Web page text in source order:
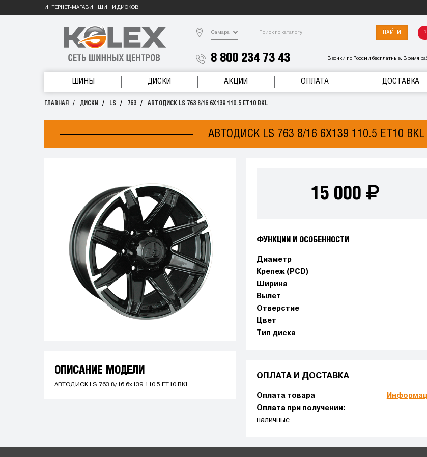
ИНТЕРНЕТ-МАГАЗИН ШИН И ДИСКОВ
Самара НАЙТИ
8 800 234 73 43 Звонки по России бесплатные. Время
ШИНЫ ДИСКИ АКЦИИ ОПЛАТА ДОСТАВКА
ГЛАВНАЯ ДИСКИ LS 763 АВТОДИСК LS 763 8/16 6X139 110.5 ET10 BKL
АВТОДИСК LS 763 8/16 6X139 110.5 ET10
ОПИСАНИЕ МОДЕЛИ
АВТОДИСК LS 763 8/16 6x139 110.5 ET10 BKL
15 000
ФУНКЦИИ И ОСОБЕННОСТИ
Диаметр
Крепеж (PCD)
Ширина
Вылет
Отверстие
Цвет
Тип диска
ОПЛАТА И ДОСТАВКА
Оплата товара
Оплата при получении:
наличные